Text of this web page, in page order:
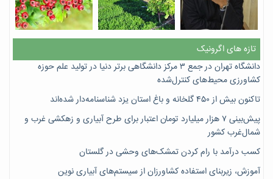
تازه های اگرونیک
دانشگاه تهران در جمع ۳ مرکز دانشگاهی برتر دنیا در تولید علم حوزه
کشاورزی محیط‌های کنترل‌شده
تاکنون بیش از ۴۵۰ گلخانه و باغ استان یزد شناسنامه‌دار شده‌اند
پیش‌بینی ۷‌ هزار میلیارد تومان اعتبار برای طرح آبیاری و زهکشی غرب و
شمال‌غرب کشور
کسب درآمد با رام کردن تمشک‌های وحشی در گلستان
آموزش، زیربنای استفاده کشاورزان از سیستم‌های آبیاری نوین